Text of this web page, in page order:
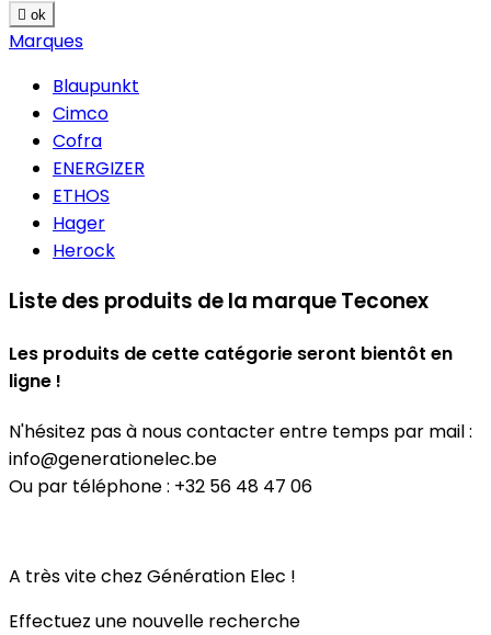
 ok
Marques
Blaupunkt
Cimco
Cofra
ENERGIZER
ETHOS
Hager
Herock
Liste des produits de la marque Teconex
Les produits de cette catégorie seront bientôt en
ligne !
N'hésitez pas à nous contacter entre temps par mail :
info@generationelec.be
Ou par téléphone : +32 56 48 47 06
A très vite chez Génération Elec !
Effectuez une nouvelle recherche